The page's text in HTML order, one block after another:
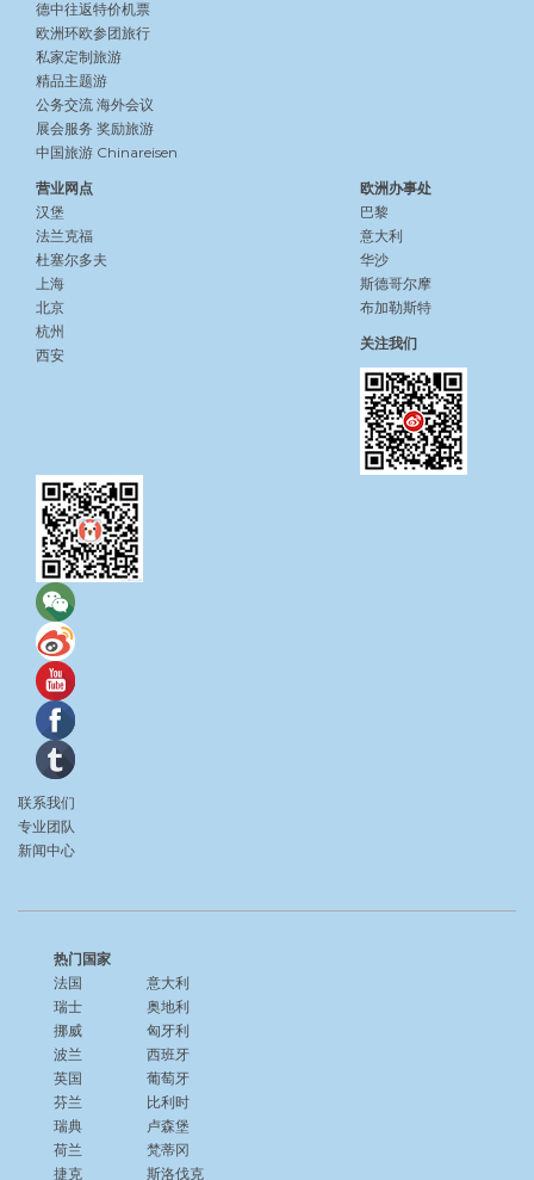
德中往返特价机票
欧洲环欧参团旅行
私家定制旅游
精品主题游
公务交流 海外会议
展会服务 奖励旅游
中国旅游 Chinareisen
营业网点
汉堡
法兰克福
杜塞尔多夫
上海
北京
杭州
西安
欧洲办事处
巴黎
意大利
华沙
斯德哥尔摩
布加勒斯特
关注我们
联系我们
专业团队
新闻中心
热门国家
法国
瑞士
挪威
波兰
英国
芬兰
瑞典
荷兰
捷克
意大利
奥地利
匈牙利
西班牙
葡萄牙
比利时
卢森堡
梵蒂冈
斯洛伐克